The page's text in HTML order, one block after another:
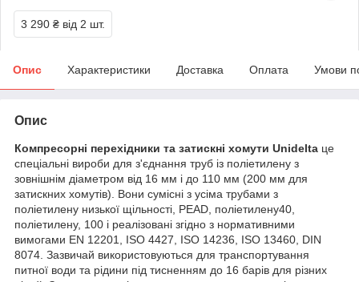
3 290 ₴ від 2 шт.
Опис Характеристики Доставка Оплата Умови
Опис
Компресорні перехідники та затискні хомути Unidelta це
спеціальні вироби для з'єднання труб із поліетилену з
зовнішнім діаметром від 16 мм і до 110 мм (200 мм для
затискних хомутів). Вони сумісні з усіма трубами з
поліетилену низької щільності, PEAD, поліетилену40,
поліетилену, 100 і реалізовані згідно з нормативними
вимогами EN 12201, ISO 4427, ISO 14236, ISO 13460, DIN
8074. Зазвичай використовуються для транспортування
питної води та рідини під тисненням до 16 барів для різних